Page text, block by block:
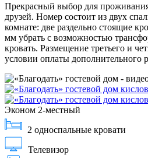
Прекрасный выбор для
друзей. Номер состоит из двух
комнате: две раздельно стоящие
мм убрать с возможностью
кровать. Размещение третьего и
условии оплаты дополнительного
Эконом 2-местный
2 односпальные кровати
Телевизор